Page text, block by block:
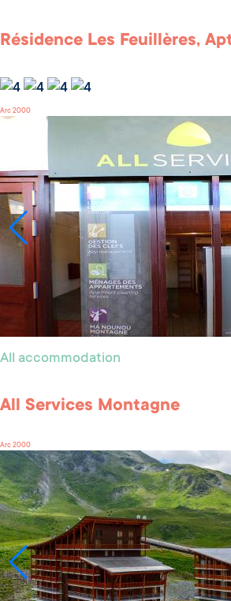
Résidence Les Feuillères,
Arc 2000
All accommodation
All Services Montagne
Arc 2000